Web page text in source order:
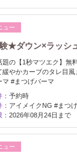
ュー
験★ダウン×ラッシ
題の【1秒マツエク】無
緩やかカーブのタレ目
マ #まつげパーマ
予約時
アイメイクNG #まつ
2026年08月24日まで
ュー